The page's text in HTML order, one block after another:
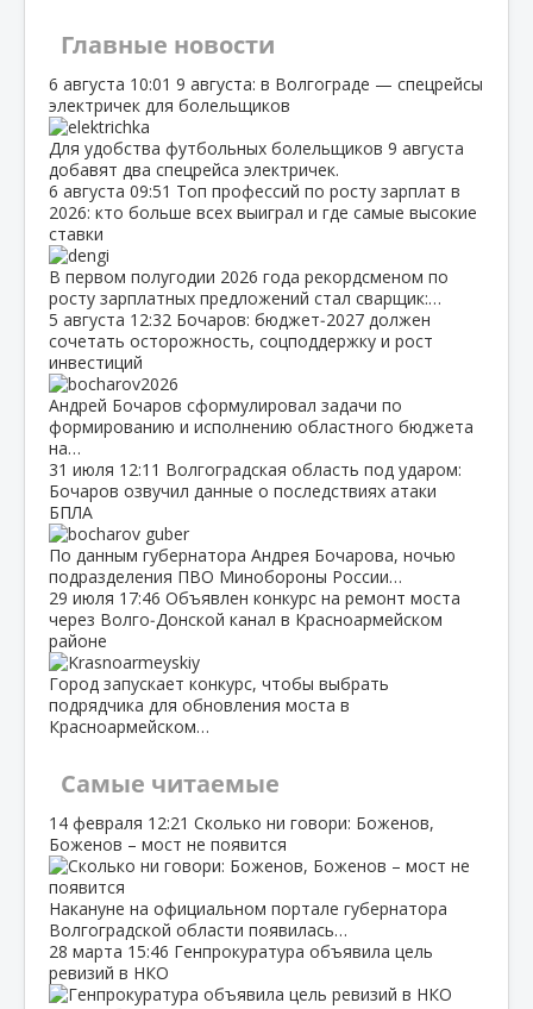
Главные новости
6 августа 10:01 9 августа: в Волгограде — спецрейсы
электричек для болельщиков
Для удобства футбольных болельщиков 9 августа
добавят два спецрейса электричек.
6 августа 09:51 Топ профессий по росту зарплат в
2026: кто больше всех выиграл и где самые высокие
ставки
В первом полугодии 2026 года рекордсменом по
росту зарплатных предложений стал сварщик:…
5 августа 12:32 Бочаров: бюджет‑2027 должен
сочетать осторожность, соцподдержку и рост
инвестиций
Андрей Бочаров сформулировал задачи по
формированию и исполнению областного бюджета
на…
31 июля 12:11 Волгоградская область под ударом:
Бочаров озвучил данные о последствиях атаки
БПЛА
По данным губернатора Андрея Бочарова, ночью
подразделения ПВО Минобороны России…
29 июля 17:46 Объявлен конкурс на ремонт моста
через Волго‑Донской канал в Красноармейском
районе
Город запускает конкурс, чтобы выбрать
подрядчика для обновления моста в
Красноармейском…
Самые читаемые
14 февраля 12:21 Сколько ни говори: Боженов,
Боженов – мост не появится
Накануне на официальном портале губернатора
Волгоградской области появилась…
28 марта 15:46 Генпрокуратура объявила цель
ревизий в НКО